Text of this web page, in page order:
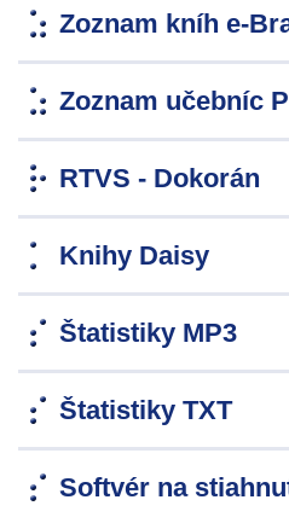
Zoznam kníh e-
Zoznam učebníc
RTVS - Dokorán
Knihy Daisy
Štatistiky MP3
Štatistiky TXT
Softvér na